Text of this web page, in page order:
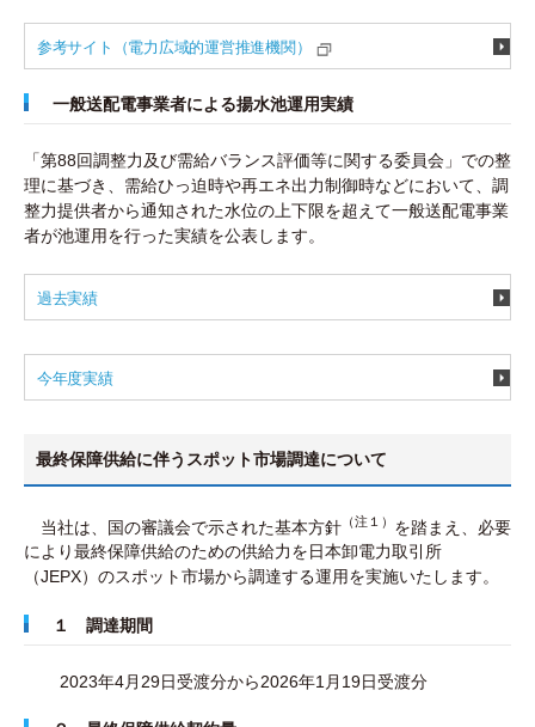
参考サイト（電力広域的運営推進機関）
一般送配電事業者による揚水池運用実績
「第88回調整力及び需給バランス評価等に関する委員会」での整
理に基づき、需給ひっ迫時や再エネ出力制御時などにおいて、調
整力提供者から通知された水位の上下限を超えて一般送配電事業
者が池運用を行った実績を公表します。
過去実績
今年度実績
最終保障供給に伴うスポット市場調達について
当社は、国の審議会で示された基本方針 （注１） を踏まえ、必要
により最終保障供給のための供給力を日本卸電力取引所
（JEPX）のスポット市場から調達する運用を実施いたします。
１ 調達期間
2023年4月29日受渡分から2026年1月19日受渡分